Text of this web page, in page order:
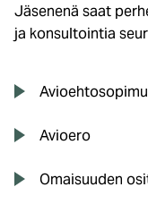
Jäsenenä saat
ja konsultointia
Avioero
Omaisuuden